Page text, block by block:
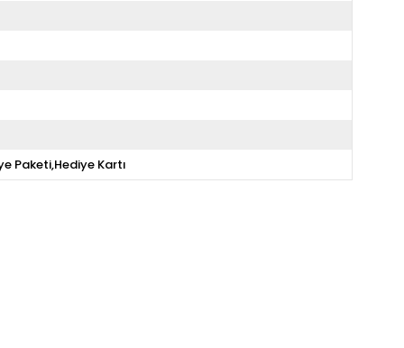
Paketi,Hediye Kartı